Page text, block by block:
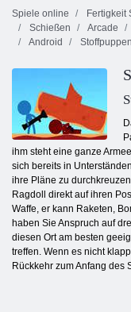
Spiele online
Fertigkeit
Schießen
Arcade
Android
Stoffpuppen
ihm steht eine ganze
sich bereits in
ihre Pläne zu
Ragdoll direkt auf ihren
Waffe, er kann Raketen,
haben Sie Anspruch auf
diesen Ort am besten
treffen. Wenn es nicht
Rückkehr zum Anfang des